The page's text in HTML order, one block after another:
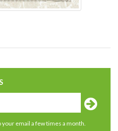
email a few times a month.